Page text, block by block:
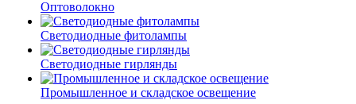
Оптоволокно
Светодиодные фитолампы
Светодиодные гирлянды
Промышленное и складское освещение